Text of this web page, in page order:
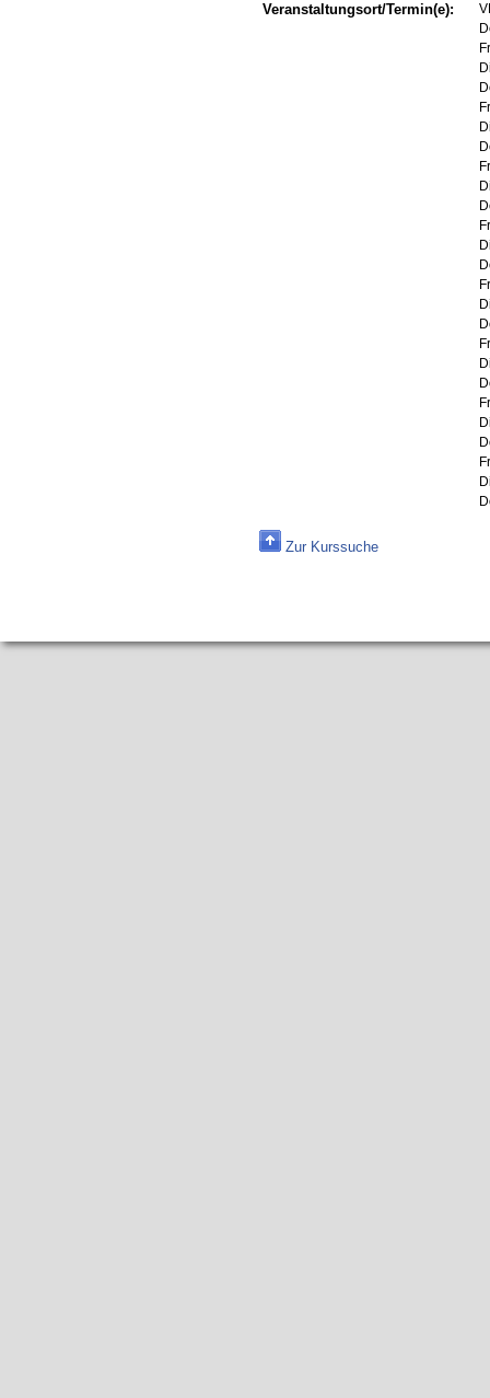
Veranstaltungsort/Termin(e):
Zur Kurssuche